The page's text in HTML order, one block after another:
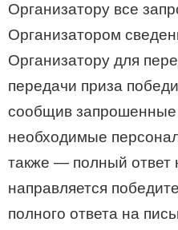
Организатору все
Организатором
Организатору для
передачи приза
сообщив
необходимые
также — полный ответ
направляется
полного ответа на